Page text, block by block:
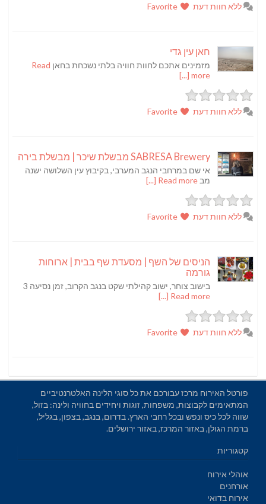
ללא חוות דעת
חאן עין גדי
מזמינים אתכם לחוות חוויה בלתי נשכחת בחאן Read
more [...]
ללא חוות דעת
SABRESA Brewery מבשלת שיכר | מבשלת בירה
אי שם במרחבי הנגב המערבי, בקיבוץ עין השלושה ישנה
מבRead more [...]
ללא חוות דעת
הניסים של השף | מסעדת שף בבית | ארוחות
גורמה
בישוב צוחר, ישוב קהילתי שקט בנגב הקרוב, זמן נסיעה 3
Read more [...]
ללא חוות דעת
פורטל האירוח מרכז עבורכם את כל סוגי הלינה האלטרנטיביים
המתאימים לקבוצות, משפחות, זוגות ויחידים בחוויה ולינה: בזול,
שווה לכל כיס ונפש ובכל רחבי הארץ. בדרום, בנגב, בצפון, בגליל,
ברמת הגולן, באזור המרכז, באזור ירושלים.
קטגוריות
אוהלי אירוח
אורחנים
אירוח בדואי